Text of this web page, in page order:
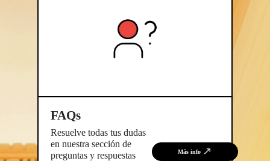
FAQs
Resuelve todas tus dudas
en nuestra sección de
preguntas y respuestas
Más info